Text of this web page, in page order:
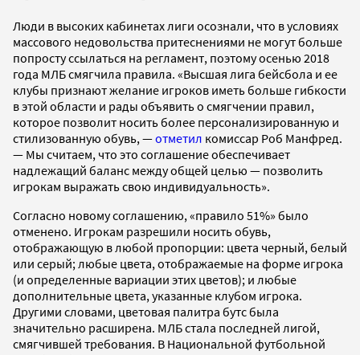
Люди в высоких кабинетах лиги осознали, что в условиях
массового недовольства притеснениями не могут больше
попросту ссылаться на регламент, поэтому осенью 2018
года МЛБ смягчила правила. «Высшая лига бейсбола и ее
клубы признают желание игроков иметь больше гибкости
в этой области и рады объявить о смягчении правил,
которое позволит носить более персонализированную и
стилизованную обувь, —отметил комиссар Роб Манфред.
— Мы считаем, что это соглашение обеспечивает
надлежащий баланс между общей целью — позволить
игрокам выражать свою индивидуальность».
Согласно новому соглашению, «правило 51%» было
отменено. Игрокам разрешили носить обувь,
отображающую в любой пропорции: цвета черный, белый
или серый; любые цвета, отображаемые на форме игрока
(и определенные вариации этих цветов); и любые
дополнительные цвета, указанные клубом игрока.
Другими словами, цветовая палитра бутс была
значительно расширена. МЛБ стала последней лигой,
смягчившей требования. В Национальной футбольной